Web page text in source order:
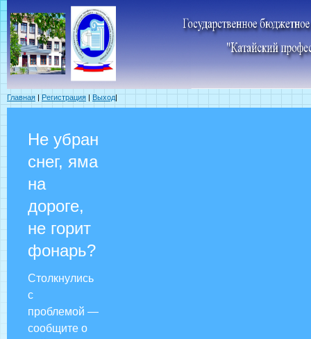
Главная | Регистрация | Выход|
Не убран
снег, яма
на
дороге,
не горит
фонарь?
Столкнулись
с
проблемой —
сообщите о